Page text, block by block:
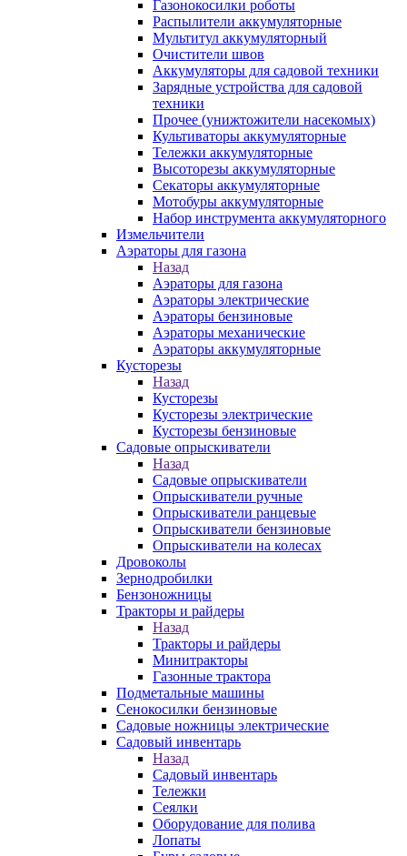
Газонокосилки роботы
Распылители аккумуляторные
Мультитул аккумуляторный
Очистители швов
Аккумуляторы для садовой техники
Зарядные устройства для садовой
техники
Прочее (унижтожители насекомых)
Культиваторы аккумуляторные
Тележки аккумуляторные
Высоторезы аккумуляторные
Секаторы аккумуляторные
Мотобуры аккумуляторные
Набор инструмента аккумуляторного
Измельчители
Аэраторы для газона
Назад
Аэраторы для газона
Аэраторы электрические
Аэраторы бензиновые
Аэраторы механические
Аэраторы аккумуляторные
Кусторезы
Назад
Кусторезы
Кусторезы электрические
Кусторезы бензиновые
Садовые опрыскиватели
Назад
Садовые опрыскиватели
Опрыскиватели ручные
Опрыскиватели ранцевые
Опрыскиватели бензиновые
Опрыскиватели на колесах
Дровоколы
Зернодробилки
Бензоножницы
Тракторы и райдеры
Назад
Тракторы и райдеры
Минитракторы
Газонные трактора
Подметальные машины
Сенокосилки бензиновые
Садовые ножницы электрические
Садовый инвентарь
Назад
Садовый инвентарь
Тележки
Сеялки
Оборудование для полива
Лопаты